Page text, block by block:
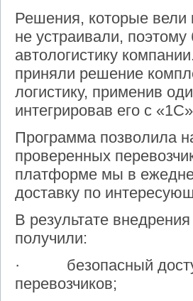
Решения, которые вели
не устраивали,
автологистику
приняли решение
логистику, применив
интегрировав его с
Программа позволила
проверенных
платформе мы в
доставку по
В результате
получили:
· безопасный доступ
перевозчиков;